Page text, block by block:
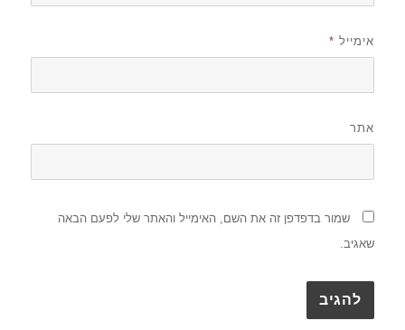
אימייל *
אתר
שמור בדפדפן זה את השם, האימייל והאתר שלי לפעם הבאה
שאגיב.